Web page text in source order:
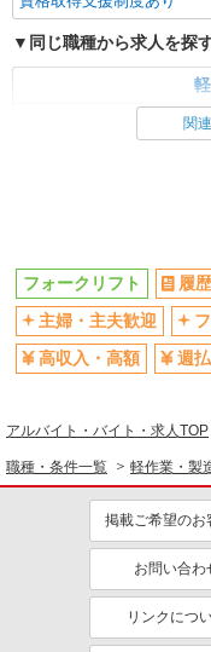
同じ職種から求人を探
関
フォークリフト 履
主婦・主夫歓迎
高収入・高額
週
アルバイト・バイト・求人TOP
職種・条件一覧 軽作業・製
掲載ご希望のお
お問い合わ
リンクにつ